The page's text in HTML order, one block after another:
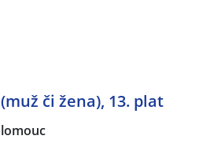
či žena), 13. plat